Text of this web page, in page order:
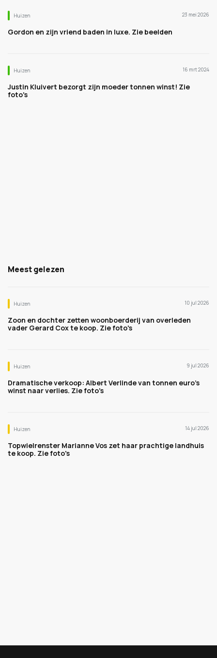
Huizen 23 mei 2026
Gordon en zijn vriend baden in luxe. Zie beelden
Huizen 16 mrt 2024
Justin Kluivert bezorgt zijn moeder tonnen winst! Zie
foto's
Meest gelezen
Huizen 10 jul 2026
Zoon en dochter zetten woonboerderij van overleden
vader Gerard Cox te koop. Zie foto's
Huizen 9 jul 2026
Dramatische verkoop: Albert Verlinde van tonnen euro's
winst naar verlies. Zie foto's
Huizen 14 jul 2026
Topwielrenster Marianne Vos zet haar prachtige landhuis
te koop. Zie foto's